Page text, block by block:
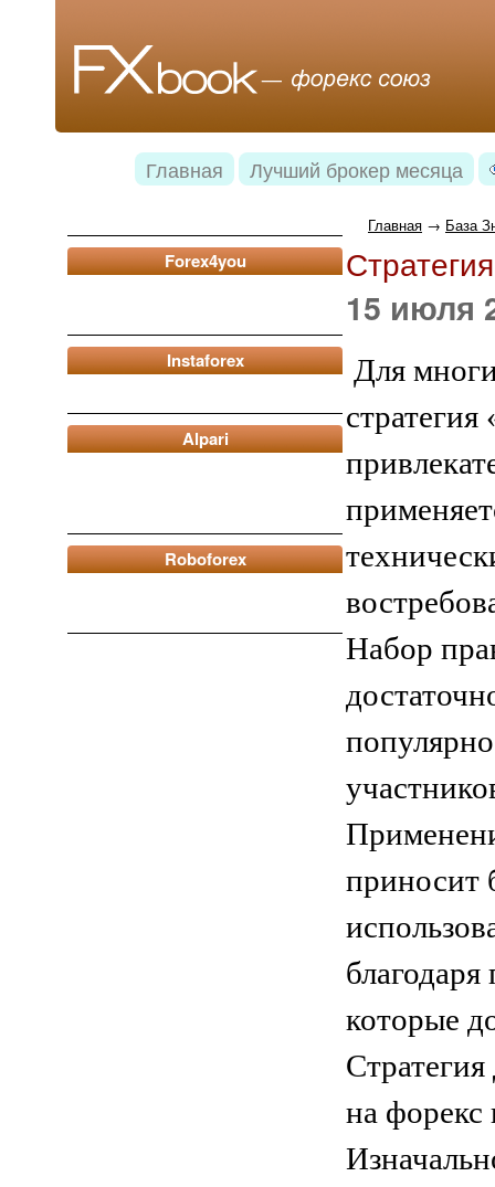
Главная Лучший брокер месяца
Forex4you
Instaforex
Alpari
Roboforex
Главная → База
15 июля
Для
Набор
приносит
которые
на